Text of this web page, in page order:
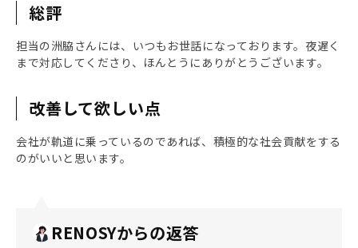
総評
担当の洲脇さんには、いつもお世話になっております。夜遅く
まで対応してくださり、ほんとうにありがとうございます。
改善して欲しい点
会社が軌道に乗っているのであれば、積極的な社会貢献をする
のがいいと思います。
RENOSYからの返答